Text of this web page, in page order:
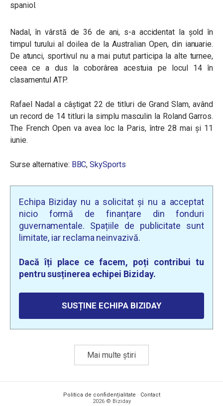
spaniol.
Nadal, în vârstă de 36 de ani, s-a accidentat la şold în
timpul turului al doilea de la Australian Open, din ianuarie.
De atunci, sportivul nu a mai putut participa la alte turnee,
ceea ce a dus la coborârea acestuia pe locul 14 în
clasamentul ATP.
Rafael Nadal a câștigat 22 de titluri de Grand Slam, având
un record de 14 titluri la simplu masculin la Roland Garros.
The French Open va avea loc la Paris, între 28 mai şi 11
iunie.
Surse alternative: BBC,SkySports
Echipa Biziday nu a solicitat și nu a acceptat
nicio formă de finanțare din fonduri
guvernamentale. Spațiile de publicitate sunt
limitate, iar reclama neinvazivă.
Dacă îți place ce facem, poți contribui tu
pentru susținerea echipei Biziday.
SUSȚINE ECHIPA BIZIDAY
Mai multe știri
Politica de confidențialitate · Contact
2026 © Biziday